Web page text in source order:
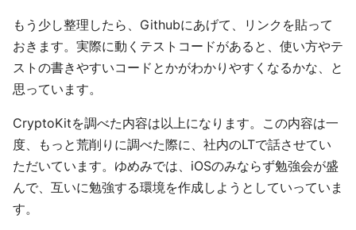
もう少し整理したら、Githubにあげて、リンクを貼って
おきます。実際に動くテストコードがあると、使い方やテ
ストの書きやすいコードとかがわかりやすくなるかな、と
思っています。
CryptoKitを調べた内容は以上になります。この内容は一
度、もっと荒削りに調べた際に、社内のLTで話させてい
ただいています。ゆめみでは、iOSのみならず勉強会が盛
んで、互いに勉強する環境を作成しようとしていっていま
す。